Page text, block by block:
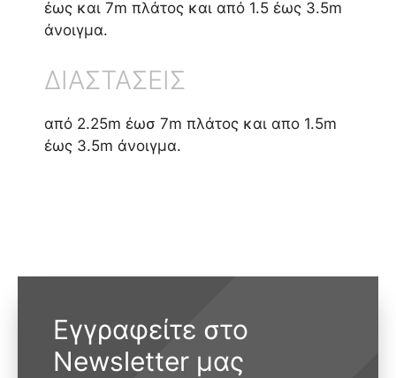
έως και 7m πλάτος και από 1.5 έως 3.5m
άνοιγμα.
ΔΙΑΣΤΑΣΕΙΣ
από 2.25m έωσ 7m πλάτος και απο 1.5m
έως 3.5m άνοιγμα.
Εγγραφείτε στο
Newsletter μας